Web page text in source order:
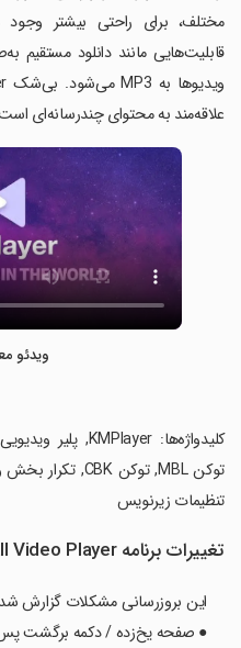
علاقه‌مند به محتوای چندرسانه‌ای
ویدئو
تنظیمات زیرنویس
تغییرات برنامه KMPlayer - All Video Player در نسخه جدید
این بروزرسانی مشکلات گزارش
● صفحه یخ‌زده / دکمه برگشت پس